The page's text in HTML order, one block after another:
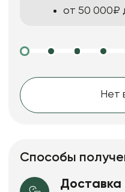
от 50 000₽
Нет
Способы
Доставка